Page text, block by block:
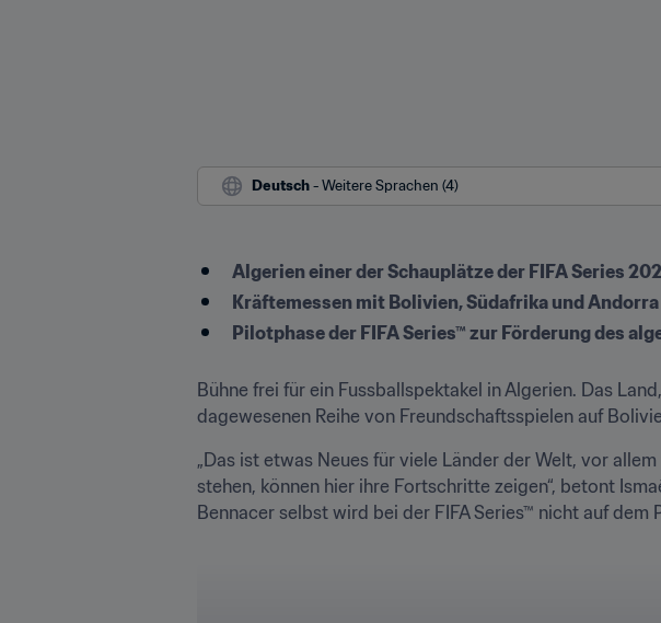
Deutsch - Weitere Sprachen (4)
Algerien einer der Schauplätze der FIFA Series
Kräftemessen mit Bolivien, Südafrika und Andorra
Pilotphase der FIFA Series™ zur Förderung des
Bühne frei für ein Fussballspektakel in Algerien. Das
dagewesenen Reihe von Freundschaftsspielen auf
„Das ist etwas Neues für viele Länder der Welt, vor
stehen, können hier ihre Fortschritte zeigen“, betont
Bennacer selbst wird bei der FIFA Series™ nicht auf dem